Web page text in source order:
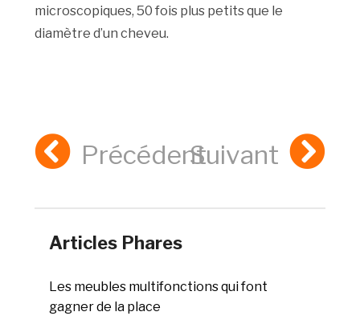
microscopiques, 50 fois plus petits que le
diamètre d’un cheveu.
PrécédentSuivant
Articles Phares
Les meubles multifonctions qui font
gagner de la place